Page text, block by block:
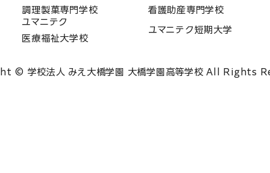
調理製菓専門学校
看護助産専門学校
ユマニテク
医療福祉大学校
ユマニテク短期大学
© 学校法人 みえ大橋学園 大橋学園高等学校 All Rights